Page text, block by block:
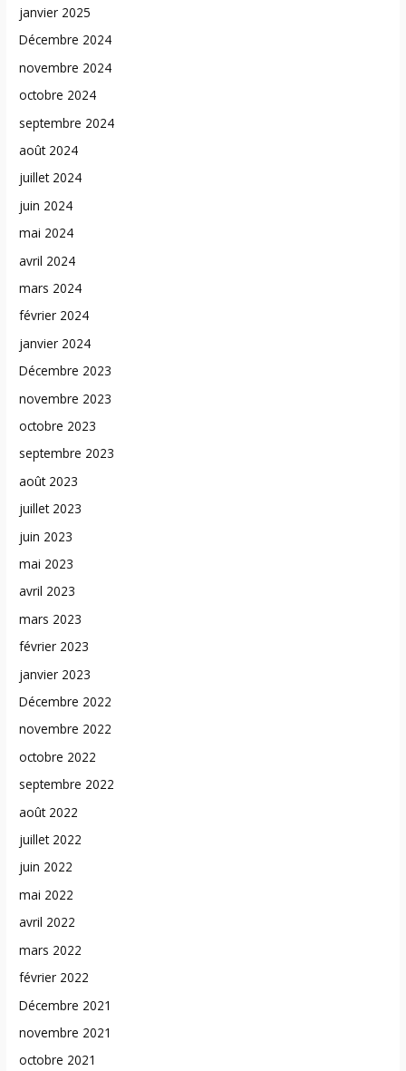
janvier 2025
Décembre 2024
novembre 2024
octobre 2024
septembre 2024
août 2024
juillet 2024
juin 2024
mai 2024
avril 2024
mars 2024
février 2024
janvier 2024
Décembre 2023
novembre 2023
octobre 2023
septembre 2023
août 2023
juillet 2023
juin 2023
mai 2023
avril 2023
mars 2023
février 2023
janvier 2023
Décembre 2022
novembre 2022
octobre 2022
septembre 2022
août 2022
juillet 2022
juin 2022
mai 2022
avril 2022
mars 2022
février 2022
Décembre 2021
novembre 2021
octobre 2021